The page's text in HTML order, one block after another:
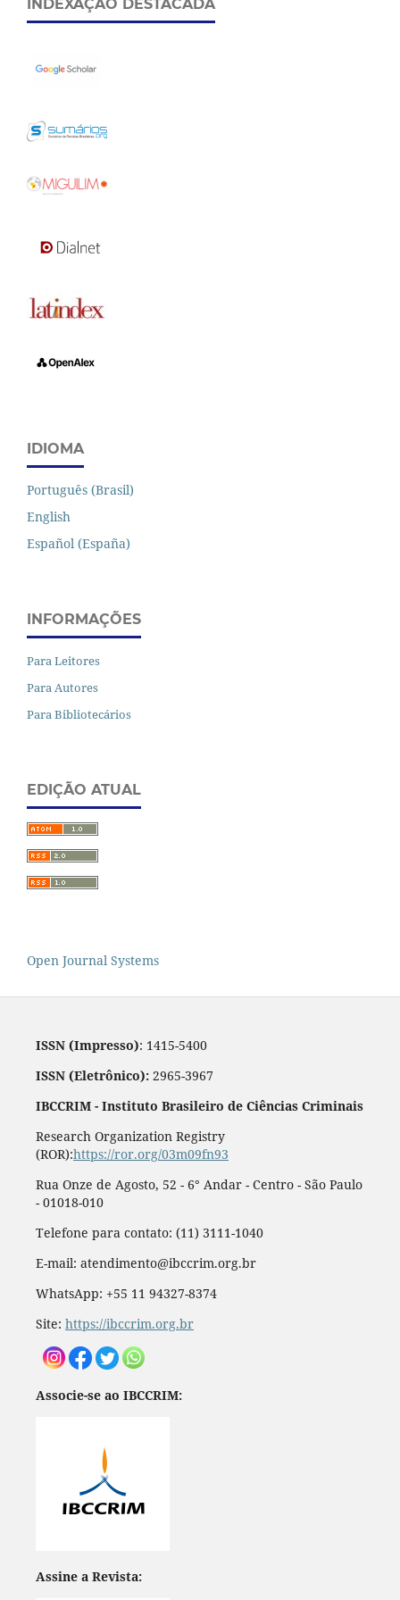
INDEXAÇÃO DESTACADA
IDIOMA
Português (Brasil)
English
Español (España)
INFORMAÇÕES
Para Leitores
Para Autores
Para Bibliotecários
EDIÇÃO ATUAL
Open Journal Systems
ISSN (Impresso): 1415-5400
ISSN (Eletrônico): 2965-3967
IBCCRIM - Instituto Brasileiro de Ciências Criminais
Research Organization Registry
(ROR):https://ror.org/03m09fn93
Rua Onze de Agosto, 52 - 6° Andar - Centro - São Paulo
- 01018-010
Telefone para contato: (11) 3111-1040
E-mail: atendimento@ibccrim.org.br
WhatsApp: +55 11 94327-8374
Site: https://ibccrim.org.br
Associe-se ao IBCCRIM:
Assine a Revista: